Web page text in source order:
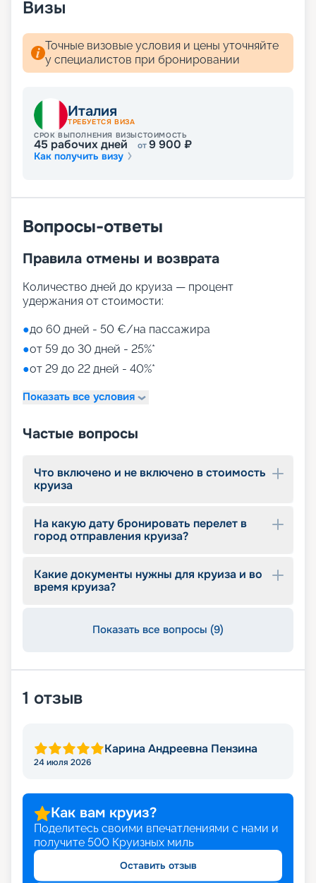
Визы
Точные визовые условия и цены уточняйте
у специалистов при бронировании
Италия
ТРЕБУЕТСЯ ВИЗА
СРОК ВЫПОЛНЕНИЯ ВИЗЫ
45 рабочих дней
СТОИМОСТЬ
от9 900 ₽
Как получить визу
Вопросы-ответы
Правила отмены и возврата
Количество дней до круиза — процент
удержания от стоимости:
●до 60 дней - 50 €/на пассажира
●от 59 до 30 дней - 25%*
●от 29 до 22 дней - 40%*
Показать все условия
Частые вопросы
Что включено и не включено в стоимость
круиза
На какую дату бронировать перелет в
город отправления круиза?
Какие документы нужны для круиза и во
время круиза?
Показать все вопросы (9)
1 отзыв
Карина Андреевна Пензина
24 июля 2026
Как вам круиз?
Поделитесь своими впечатлениями с нами и
получите 500 Круизных миль
Оставить отзыв